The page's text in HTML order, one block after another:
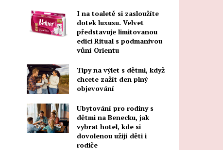
I na toaletě si zasloužíte
dotek luxusu. Velvet
představuje limitovanou
edici Ritual s podmanivou
vůní Orientu
Tipy na výlet s dětmi, když
chcete zažít den plný
objevování
Ubytování pro rodiny s
dětmi na Benecku, jak
vybrat hotel, kde si
dovolenou užijí děti i
rodiče